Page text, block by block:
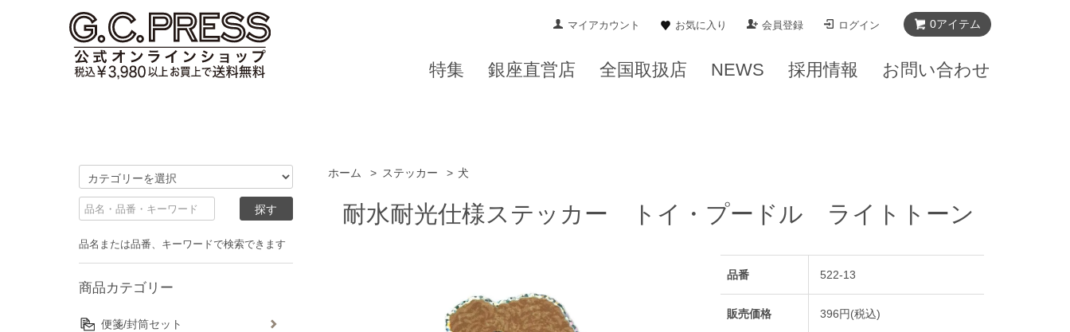
ホーム > ステッカー > 犬
耐水耐光仕様ステッカー トイ・プードル ライトトーン
品番 522-13
販売価格 396円(税込)
品名または品番、キーワードで検索できます
商品カテゴリー
便箋/封筒セット
0アイテム
マイアカウント お気に入り 会員登録 ログイン
特集 銀座直営店 全国取扱店 NEWS 採用情報 お問い合わせ